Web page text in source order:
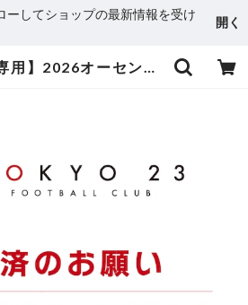
ーしてショップの最新情報を受け
開く
【再決済専用】2026オーセンティックユニフォーム（BASE決済キャンセル対応） | tokyo23